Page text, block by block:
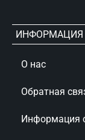
ИНФОРМАЦИЯ
О нас
Обратная
Информация